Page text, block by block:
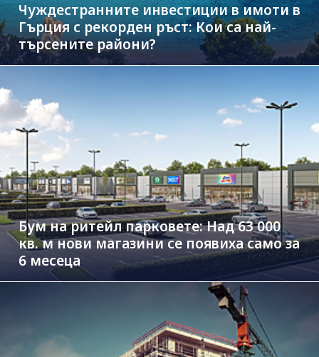
Чуждестранните инвестиции в имоти в
Гърция с рекорден ръст: Кои са най-
търсените райони?
Бум на ритейл парковете: Над 63 000
кв. м нови магазини се появиха само за
6 месеца